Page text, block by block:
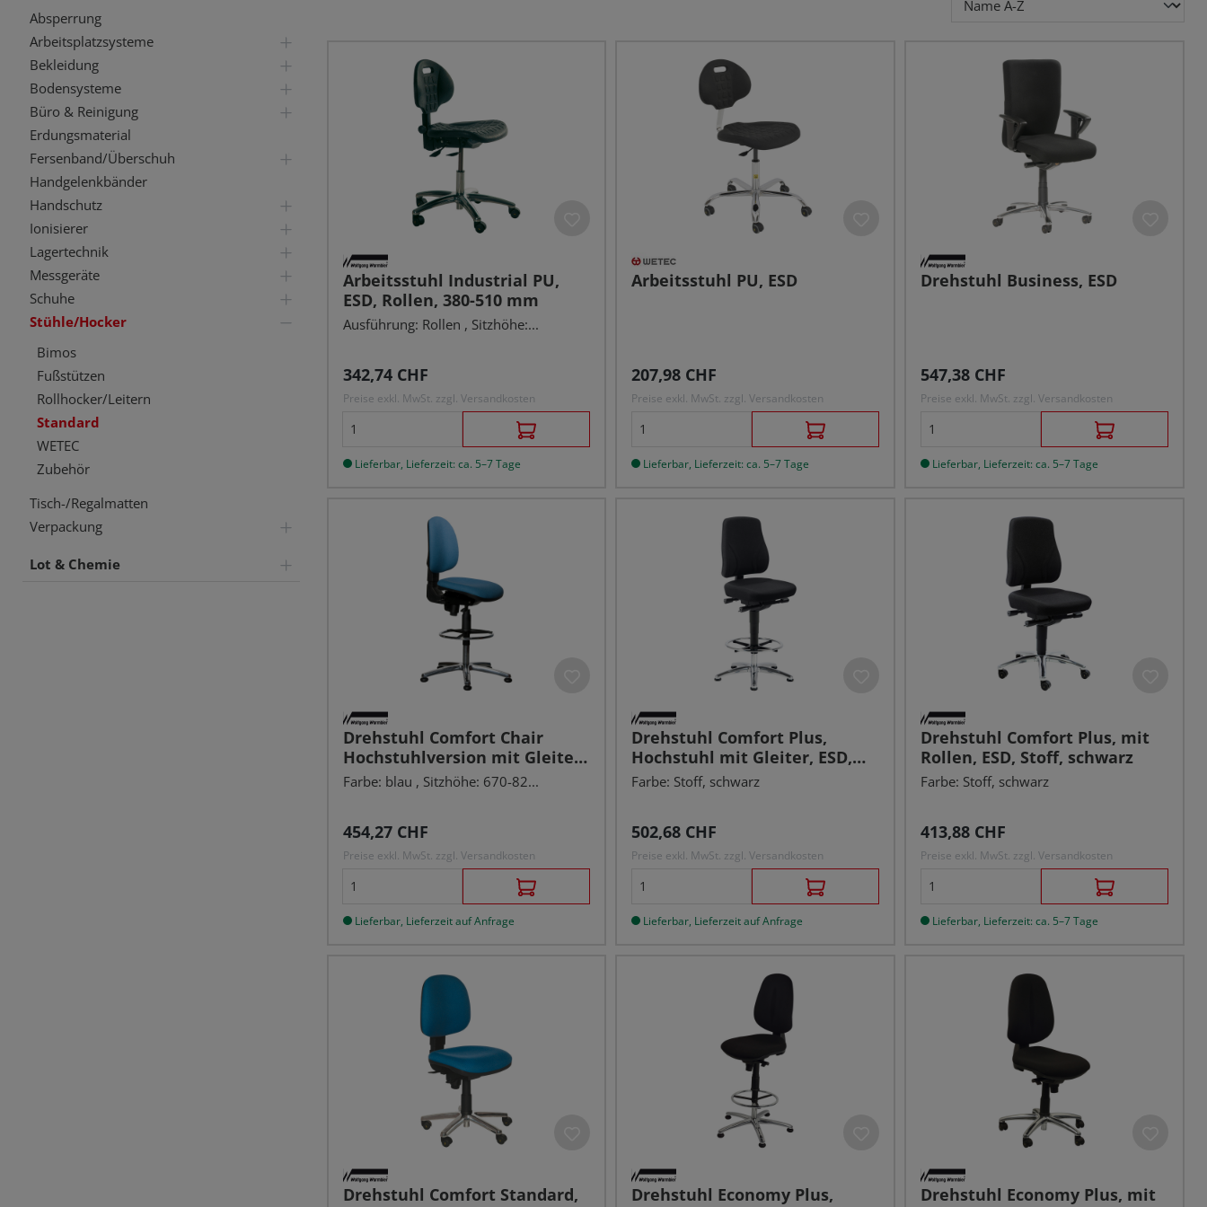
Absperrung
Arbeitsplatzsysteme
Bekleidung
Bodensysteme
Büro & Reinigung
Erdungsmaterial
Fersenband/Überschuh
Handgelenkbänder
Handschutz
Ionisierer
Lagertechnik
Messgeräte
Schuhe
Stühle/Hocker
Bimos
Fußstützen
Rollhocker/Leitern
Standard
WETEC
Zubehör
Tisch-/Regalmatten
Verpackung
Lot & Chemie
Arbeitsstuhl Industrial PU,
ESD, Rollen, 380-510 mm
Ausführung: Rollen , Sitzhöhe:...
Regulärer Preis:
342,74 CHF
Preise exkl. MwSt. zzgl. Versandkosten
Lieferbar, Lieferzeit: ca. 5–7 Tage
Arbeitsstuhl PU, ESD
Regulärer Preis:
207,98 CHF
Preise exkl. MwSt. zzgl. Versandkosten
Lieferbar, Lieferzeit: ca. 5–7 Tage
Drehstuhl Business, ESD
Regulärer Preis:
547,38 CHF
Preise exkl. MwSt. zzgl. Versandkosten
Lieferbar, Lieferzeit: ca. 5–7 Tage
Drehstuhl Comfort Chair
Hochstuhlversion mit Gleiter,
ESD, blau
Farbe: blau , Sitzhöhe: 670-82...
Regulärer Preis:
454,27 CHF
Preise exkl. MwSt. zzgl. Versandkosten
Lieferbar, Lieferzeit auf Anfrage
Drehstuhl Comfort Plus,
Hochstuhl mit Gleiter, ESD,
Stoff, schwarz
Farbe: Stoff, schwarz
Regulärer Preis:
502,68 CHF
Preise exkl. MwSt. zzgl. Versandkosten
Lieferbar, Lieferzeit auf Anfrage
Drehstuhl Comfort Plus, mit
Rollen, ESD, Stoff, schwarz
Farbe: Stoff, schwarz
Regulärer Preis:
413,88 CHF
Preise exkl. MwSt. zzgl. Versandkosten
Lieferbar, Lieferzeit: ca. 5–7 Tage
Drehstuhl Comfort Standard,
Drehstuhl Economy Plus,
Drehstuhl Economy Plus, mit